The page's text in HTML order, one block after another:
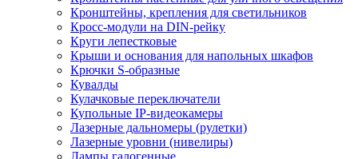
Кронштейны, крепления для светильников
Кросс-модули на DIN-рейку
Круги лепестковые
Крыши и основания для напольных шкафов
Крючки S-образные
Кувалды
Кулачковые переключатели
Купольные IP-видеокамеры
Лазерные дальномеры (рулетки)
Лазерные уровни (нивелиры)
Лампы галогенные